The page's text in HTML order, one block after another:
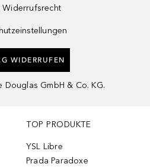
Widerrufsrecht
WIDERRUFEN
Douglas GmbH & Co. KG.
TOP PRODUKTE
YSL Libre
Prada Paradoxe